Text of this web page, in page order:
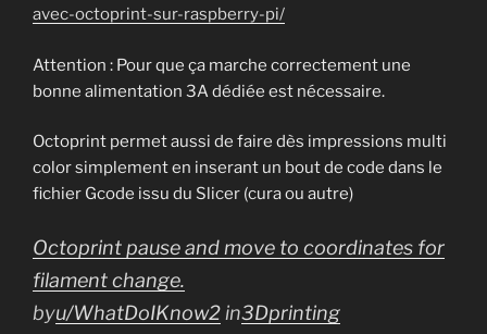
avec-octoprint-sur-raspberry-pi/
Attention : Pour que ça marche correctement une
bonne alimentation 3A dédiée est nécessaire.
Octoprint permet aussi de faire dès impressions multi
color simplement en inserant un bout de code dans le
fichier Gcode issu du Slicer (cura ou autre)
Octoprint pause and move to coordinates for
filament change.
byu/WhatDoIKnow2 in3Dprinting